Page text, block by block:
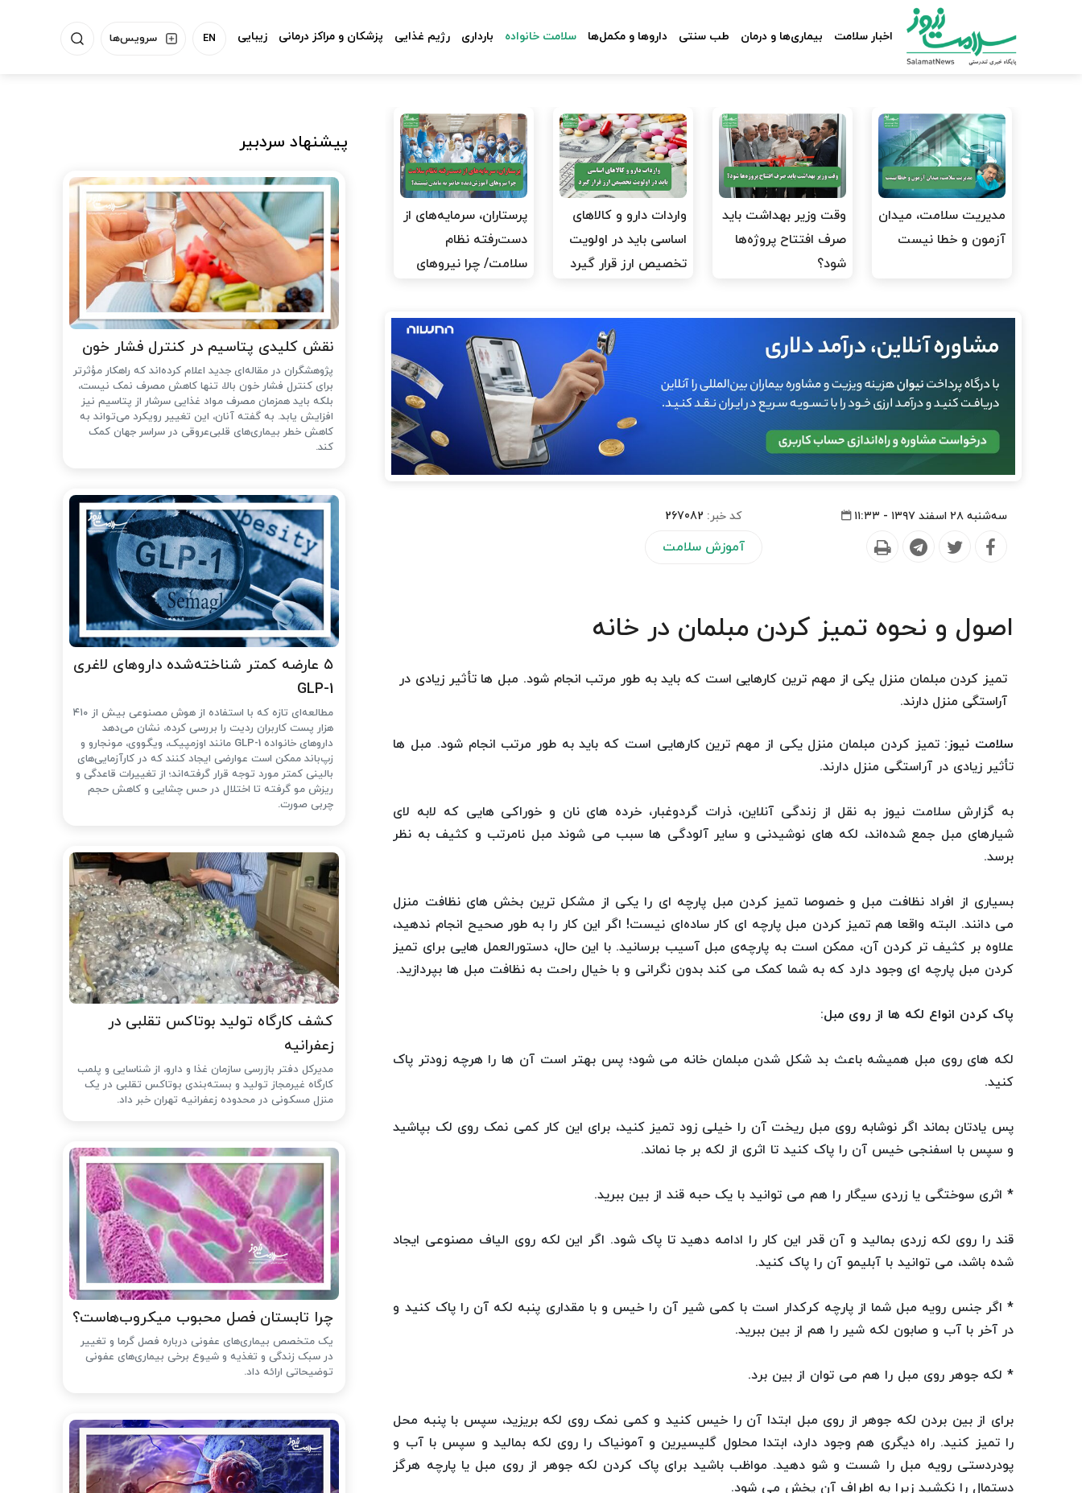
سرویس‌ها EN اخبار سلامت بیماری‌ها و درمان طب سنتی داروها و مکمل‌ها سلامت خانواده بارداری رژیم غذایی پزشکان و مراکز درمانی زیبایی
مدیریت سلامت، میدان
آزمون و خطا نیست
وقت وزیر بهداشت باید
صرف افتتاح پروژه‌ها
شود؟
واردات دارو و کالاهای
اساسی باید در اولویت
تخصیص ارز قرار گیرد
پرستاران، سرمایه‌های از
دست‌رفته نظام
سلامت/ چرا نیروهای
سه‌شنبه ۲۸ اسفند ۱۳۹۷ - ۱۱:۳۳ کد خبر: 267082
آموزش سلامت
اصول و نحوه تمیز کردن مبلمان در خانه
تمیز کردن مبلمان منزل یکی از مهم ترین کارهایی است که باید به طور مرتب انجام شود. مبل ها تأثیر زیادی در
آراستگی منزل دارند.
سلامت نیوز: تمیز کردن مبلمان منزل یکی از مهم ترین کارهایی است که باید به طور مرتب انجام شود. مبل ها
تأثیر زیادی در آراستگی منزل دارند.
به گزارش سلامت نیوز به نقل از زندگی آنلاین، ذرات گردوغبار، خرده های نان و خوراکی هایی که لابه لای
شیارهای مبل جمع شده‌اند، لکه های نوشیدنی و سایر آلودگی ها سبب می شوند مبل‌ نامرتب و کثیف به نظر
برسد.
بسیاری از افراد نظافت مبل و خصوصا تمیز کردن مبل پارچه ای را یکی از مشکل ترین بخش های نظافت منزل
می دانند. البته واقعا هم تمیز کردن مبل پارچه ای کار ساده‌ای نیست! اگر این کار را به طور صحیح انجام ندهید،
علاوه بر کثیف تر کردن آن، ممکن است به پارچه‌ی مبل آسیب برسانید. با این حال، دستورالعمل هایی برای تمیز
کردن مبل پارچه ای وجود دارد که به شما کمک می کند بدون نگرانی و با خیال راحت به نظافت مبل ها بپردازید.
پاک کردن انواع لکه ها از روی مبل:
لکه های روی مبل همیشه باعث بد شکل شدن مبلمان خانه می شود؛ پس بهتر است آن ها را هرچه زودتر پاک
کنید.
پس یادتان بماند اگر نوشابه روی مبل ریخت آن را خیلی زود تمیز کنید، برای این کار کمی نمک روی لک بپاشید
و سپس با اسفنجی خیس آن را پاک کنید تا اثری از لکه بر جا نماند.
* اثری سوختگی یا زردی سیگار را هم می توانید با یک حبه قند از بین ببرید.
قند را روی لکه زردی بمالید و آن قدر این کار را ادامه دهید تا پاک شود. اگر این لکه روی الیاف مصنوعی ایجاد
شده باشد، می توانید با آبلیمو آن را پاک کنید.
* اگر جنس رویه مبل شما از پارچه کرکدار است با کمی شیر آن را خیس و با مقداری پنبه لکه آن را پاک کنید و
در آخر با آب و صابون لکه شیر را هم از بین ببرید.
* لکه جوهر روی مبل را هم می توان از بین برد.
برای از بین بردن لکه جوهر از روی مبل ابتدا آن را خیس کنید و کمی نمک روی لکه بریزید، سپس با پنبه محل
را تمیز کنید. راه دیگری هم وجود دارد، ابتدا محلول گلیسیرین و آمونیاک را روی لکه بمالید و سپس با آب و
پودردستی رویه مبل را شست و شو دهید. مواظب باشید برای پاک کردن لکه جوهر از روی مبل یا پارچه هرگز
دستمال را نکشید زیرا به اطراف آن پخش می شود.
پیشنهاد سردبیر
نقش کلیدی پتاسیم در کنترل فشار خون
پژوهشگران در مقاله‌ای جدید اعلام کرده‌اند که راهکار مؤثرتر
برای کنترل فشار خون بالا، تنها کاهش مصرف نمک نیست،
بلکه باید همزمان مصرف مواد غذایی سرشار از پتاسیم نیز
افزایش یابد. به گفته آنان، این تغییر رویکرد می‌تواند به
کاهش خطر بیماری‌های قلبی‌عروقی در سراسر جهان کمک
کند.
۵ عارضه کمتر شناخته‌شده داروهای لاغری
GLP-1
مطالعه‌ای تازه که با استفاده از هوش مصنوعی بیش از ۴۱۰
هزار پست کاربران ردیت را بررسی کرده، نشان می‌دهد
داروهای خانواده GLP-1 مانند اوزمپیک، ویگووی، مونجارو و
زپ‌باند ممکن است عوارضی ایجاد کنند که در کارآزمایی‌های
بالینی کمتر مورد توجه قرار گرفته‌اند؛ از تغییرات قاعدگی و
ریزش مو گرفته تا اختلال در حس چشایی و کاهش حجم
چربی صورت.
کشف کارگاه تولید بوتاکس تقلبی در
زعفرانیه
مدیرکل دفتر بازرسی سازمان غذا و دارو، از شناسایی و پلمب
کارگاه غیرمجاز تولید و بسته‌بندی بوتاکس تقلبی در یک
منزل مسکونی در محدوده زعفرانیه تهران خبر داد.
چرا تابستان فصل محبوب میکروب‌هاست؟
یک متخصص بیماری‌های عفونی درباره فصل گرما و تغییر
در سبک زندگی و تغذیه و شیوع برخی بیماری‌های عفونی
توضیحاتی ارائه داد.